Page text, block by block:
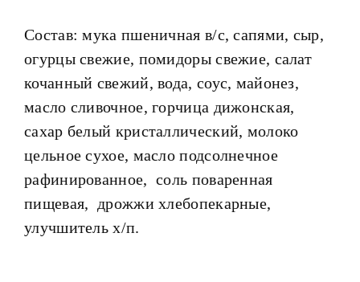
Состав: мука пшеничная в/с, сапями, сыр,
огурцы свежие, помидоры свежие, салат
кочанный свежий, вода, соус, майонез,
масло сливочное, горчица дижонская,
сахар белый кристаллический, молоко
цельное сухое, масло подсолнечное
рафинированное, соль поваренная
пищевая, дрожжи хлебопекарные,
улучшитель х/п.